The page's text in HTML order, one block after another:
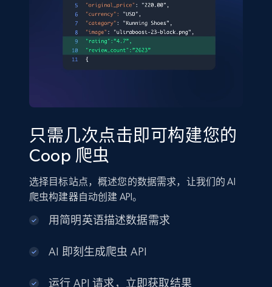
只需几次点击即可构建您的
Coop 爬虫
选择目标站点，概述您的数据需求，让我们的 AI
爬虫构建器自动创建 API。
用简明英语描述数据需求
AI 即刻生成爬虫 API
运行 API 请求，立即获取结果